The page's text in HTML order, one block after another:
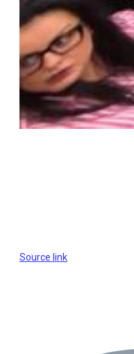
Source link